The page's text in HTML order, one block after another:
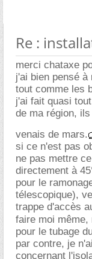
Re :
merci chataxe
j'ai bien pensé
tout comme les
j'ai fait quasi
de ma région,
venais de mars.
si ce n'est pas
ne pas mettre
directement à
pour le
télescopique),
trappe d'accès
faire moi
pour le tubage
par contre, je
concernant